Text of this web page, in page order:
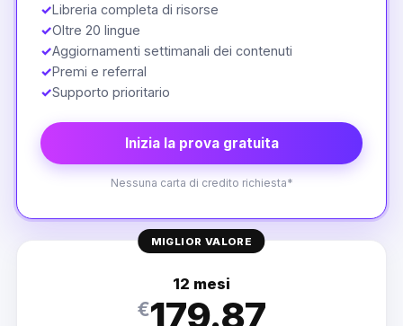
✓Libreria completa di risorse
✓Oltre 20 lingue
✓Aggiornamenti settimanali dei contenuti
✓Premi e referral
✓Supporto prioritario
Inizia la prova gratuita
Nessuna carta di credito richiesta*
MIGLIOR VALORE
12 mesi
€179.87